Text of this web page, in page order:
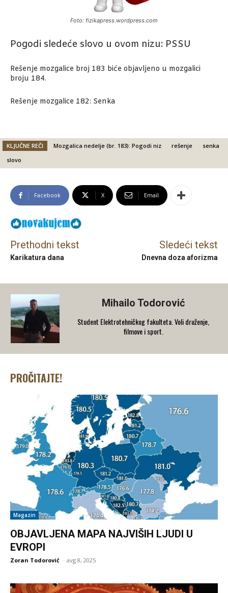
Foto: fizikapress.wordpress.com
Pogodi sledeće slovo u ovom nizu: PSSU
Rešenje mozgalice broj 183 biće objavljeno u mozgalici
broju 184.
Rešenje mozgalice 182: Senka
KLJUČNE REČI Mozgalica nedelje (br. 183): Pogodi niz rešenje
senka
slovo
Facebook X Email
Prethodni tekst
Karikatura dana
Sledeći tekst
Dnevna doza aforizma
Mihailo Todorović
Student Elektrotehničkog fakulteta. Voli druženje,
filmove i sport.
PROČITAJTE!
Magazin
OBJAVLJENA MAPA NAJVIŠIH LJUDI U
EVROPI
Zoran Todorović - avg 8, 2025